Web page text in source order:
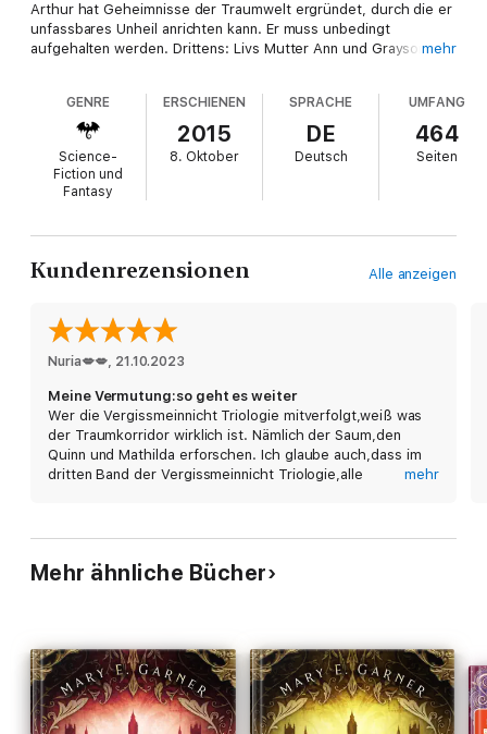
Arthur hat Geheimnisse der Traumwelt ergründet, durch die er
unfassbares Unheil anrichten kann. Er muss unbedingt
aufgehalten werden. Drittens: Livs Mutter Ann und Graysons
große Pläne, allerdings ganz andere als die Braut.
Liv hat wirklich alle Hände voll zu tun, um die drohenden
Katastrophen abzuwenden …
mehr
GENRE
Science-
Fiction und
Fantasy
ERSCHIENEN
2015
8. Oktober
SPRACHE
DE
Deutsch
UMFANG
464
Seiten
Kundenrezensionen Alle anzeigen
Nuria💋💋, 21.10.2023
Meine Vermutung:so geht es weiter
Wer die Vergissmeinnicht Triologie mitverfolgt,weiß was
der Traumkorridor wirklich ist. Nämlich der Saum,den
Quinn und Mathilda erforschen. Ich glaube auch,dass im
dritten Band der Vergissmeinnicht Triologie,alle
mehr
Mehr ähnliche Bücher